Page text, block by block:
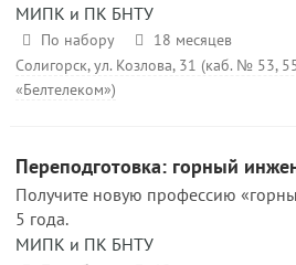
МИПК и ПК БНТУ
По набору
18 месяцев
Солигорск, ул. Козлова, 31 (каб. № 53,
«Белтелеком»)
Переподготовка: горный
Получите новую профессию
5 года.
МИПК и ПК БНТУ